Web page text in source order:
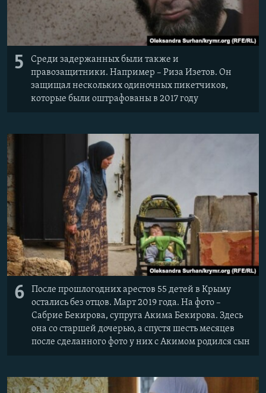
5
Среди задержанных были также и
правозащитники. Например – Риза Изетов. Он
защищал нескольких одиночных пикетчиков,
которые были оштрафованы в 2017 году
6
После прошлогодних арестов 55 детей в Крыму
остались без отцов. Март 2019 года. На фото –
Сабрие Бекирова, супруга Акима Бекирова. Здесь
она со старшей дочерью, а спустя шесть месяцев
после сделанного фото у них с Акимом родился сын